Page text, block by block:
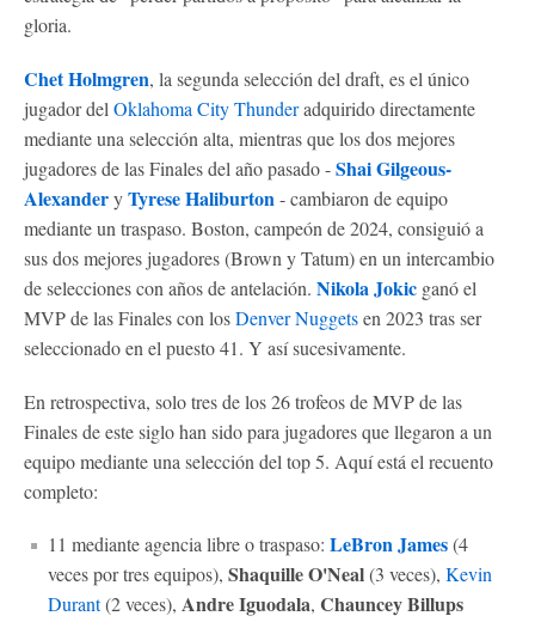
gloria.
Chet Holmgren, la segunda selección del draft, es el único
jugador del Oklahoma City Thunderadquirido directamente
mediante una selección alta, mientras que los dos mejores
jugadores de las Finales del año pasado -Shai Gilgeous-
AlexanderyTyrese Haliburton- cambiaron de equipo
mediante un traspaso. Boston, campeón de 2024, consiguió a
sus dos mejores jugadores (Brown y Tatum) en un intercambio
de selecciones con años de antelación. Nikola Jokic ganó el
MVP de las Finales con losDenver Nuggetsen 2023 tras ser
seleccionado en el puesto 41. Y así sucesivamente.
En retrospectiva, solo tres de los 26 trofeos de MVP de las
Finales de este siglo han sido para jugadores que llegaron a un
equipo mediante una selección del top 5. Aquí está el recuento
completo:
11 mediante agencia libre o traspaso: LeBron James(4
veces por tres equipos), Shaquille O'Neal(3 veces), Kevin
Durant(2 veces), Andre Iguodala, Chauncey Billups